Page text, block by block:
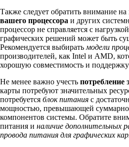
Также следует обратить внимание на
вашего процессора и других
процессор не справляется с
графических решений может быть
Рекомендуется выбирать модели
производителей, как Intel и AMD,
хорошую совместимость и
Не менее важно учесть потребление
карты потребуют значительных
потребуется блок питания с
мощностью, превышающей
компонентов системы. Обратите
питания и наличие дополнительных
провода питания для графических